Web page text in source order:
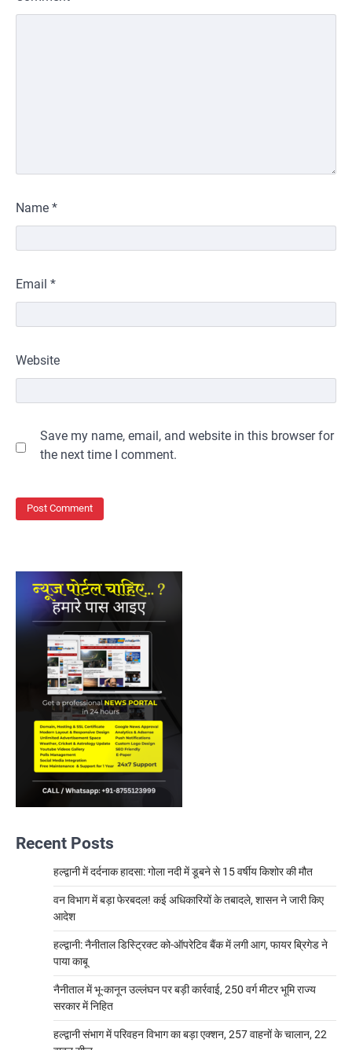
Name *
Email *
Website
Save my name, email, and website in this browser for
the next time I comment.
Recent Posts
हल्द्वानी में दर्दनाक हादसा: गोला नदी में डूबने से 15 वर्षीय किशोर की मौत
वन विभाग में बड़ा फेरबदल! कई अधिकारियों के तबादले, शासन ने जारी किए
आदेश
हल्द्वानी: नैनीताल डिस्ट्रिक्ट को-ऑपरेटिव बैंक में लगी आग, फायर ब्रिगेड ने
पाया काबू
नैनीताल में भू-कानून उल्लंघन पर बड़ी कार्रवाई, 250 वर्ग मीटर भूमि राज्य
सरकार में निहित
हल्द्वानी संभाग में परिवहन विभाग का बड़ा एक्शन, 257 वाहनों के चालान, 22